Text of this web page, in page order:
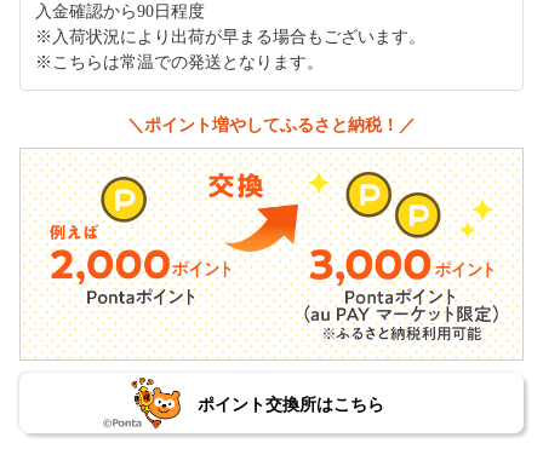
入金確認から90日程度
※入荷状況により出荷が早まる場合もございます。
※こちらは常温での発送となります。
＼ポイント増やしてふるさと納税！／
ポイント交換所はこちら